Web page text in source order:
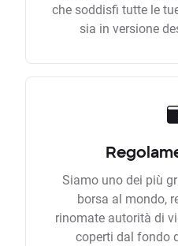
che soddisfi tutte le
sia in versione
Siamo uno dei più
borsa al mondo,
rinomate autorità di
coperti dal fondo